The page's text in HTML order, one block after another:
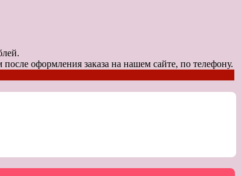
оформления заказа на нашем сайте, по телефону.